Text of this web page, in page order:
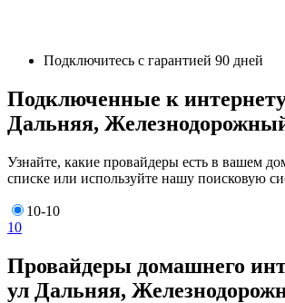
Подключитесь с гарантией 90 дней
Подключенные к
Дальняя,
Узнайте, какие провайдеры есть в вашем
списке или используйте нашу поисковую
10-10
10
Провайдеры домашнего
ул Дальняя,